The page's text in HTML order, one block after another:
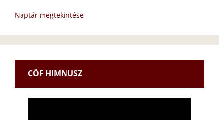
Naptár megtekintése
CÖF HIMNUSZ